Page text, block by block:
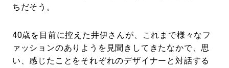
ちだそう。
40歳を目前に控えた井伊さんが、これまで様々なフ
ァッションのありようを見聞きしてきたなかで、思
い、感じたことをそれぞれのデザイナーと対話する